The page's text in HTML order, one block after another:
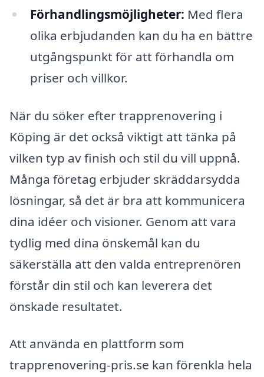
Förhandlingsmöjligheter: Med flera
olika erbjudanden kan du ha en bättre
utgångspunkt för att förhandla om
priser och villkor.
När du söker efter trapprenovering i
Köping är det också viktigt att tänka på
vilken typ av finish och stil du vill uppnå.
Många företag erbjuder skräddarsydda
lösningar, så det är bra att kommunicera
dina idéer och visioner. Genom att vara
tydlig med dina önskemål kan du
säkerställa att den valda entreprenören
förstår din stil och kan leverera det
önskade resultatet.
Att använda en plattform som
trapprenovering-pris.se kan förenkla hela